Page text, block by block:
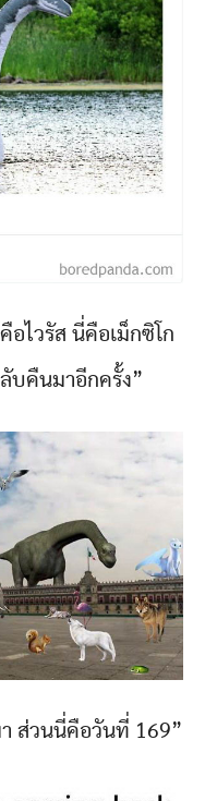
อไวรัส นี่คือเม็กซิโก
บคืนมาอีกครั้ง”
ส่วนนี่คือวันที่ 169”